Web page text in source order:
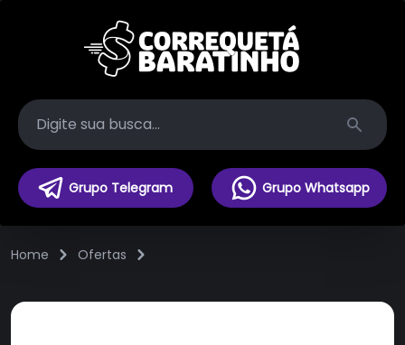
Search
Grupo Telegram Grupo Whatsapp
Home Ofertas